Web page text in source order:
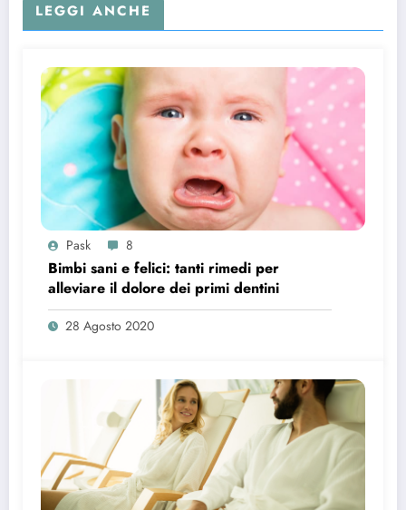
LEGGI ANCHE
Pask 8
Bimbi sani e felici: tanti rimedi per
alleviare il dolore dei primi dentini
28 Agosto 2020